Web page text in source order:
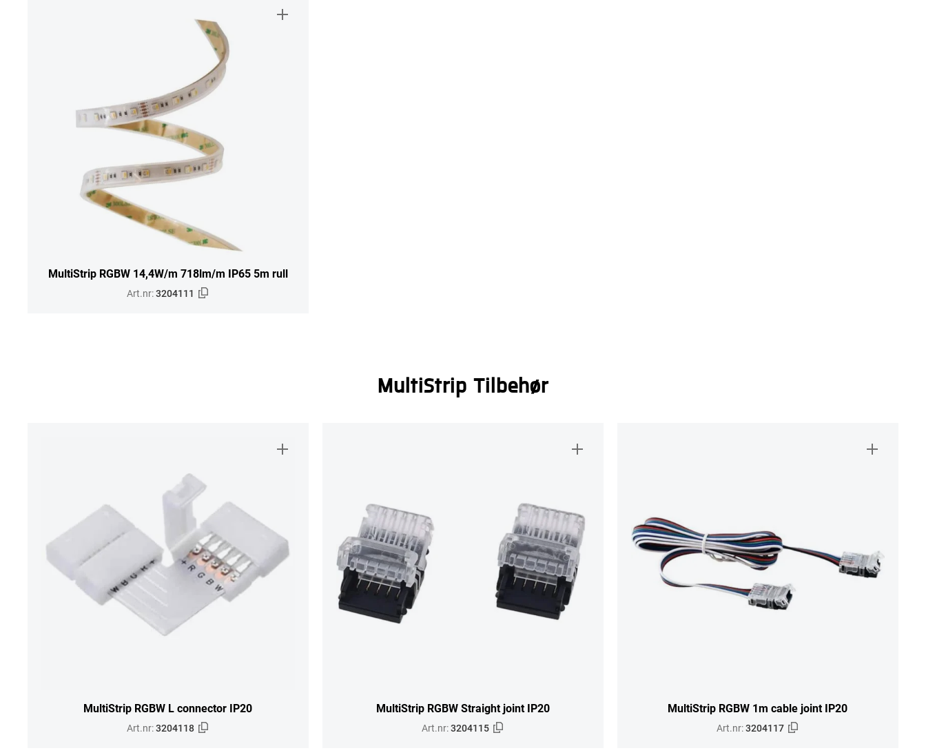
MultiStrip RGBW 14,4W/m 718lm/m IP65 5m rull
Art.nr:3204111
MultiStrip Tilbehør
MultiStrip RGBW L connector IP20
Art.nr:3204118
MultiStrip RGBW Straight joint IP20
Art.nr:3204115
MultiStrip RGBW 1m cable joint IP20
Art.nr:3204117